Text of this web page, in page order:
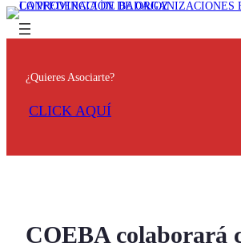
¿Quieres Asociarte?
CLICK AQUÍ
COEBA colaborará